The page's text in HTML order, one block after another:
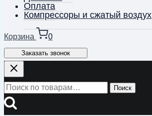
Оплата
Компрессоры и сжатый воздух
Корзина 0
Заказать звонок
Искать: Поиск